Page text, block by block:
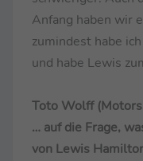
Anfang haben wir
zumindest habe
und habe Lewis
Toto Wolff
… auf die Frage,
von Lewis